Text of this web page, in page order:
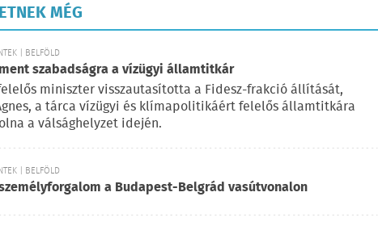
MÉG
| BELFÖLD
szabadságra a vízügyi államtitkár
miniszter visszautasította a Fidesz-frakció állítását,
a tárca vízügyi és klímapolitikáért felelős államtitkára
a válsághelyzet idején.
| BELFÖLD
a Budapest-Belgrád vasútvonalon